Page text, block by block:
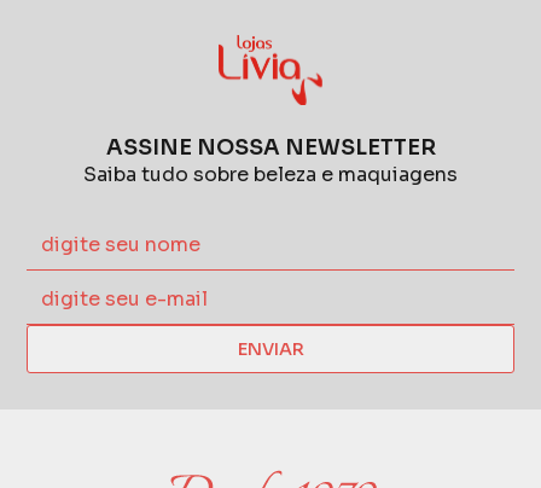
ASSINE NOSSA NEWSLETTER
Saiba tudo sobre beleza e maquiagens
ENVIAR